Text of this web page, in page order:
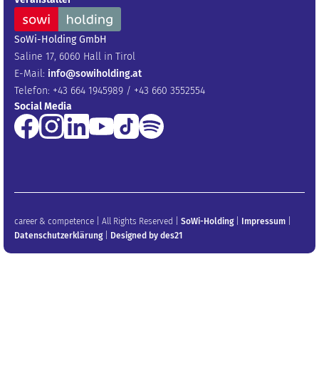
SoWi-Holding GmbH
Saline 17, 6060 Hall in Tirol
E-Mail: info@sowiholding.at
Telefon: +43 664 1945989 / +43 660 3552554
Social Media
career & competence | All Rights Reserved | SoWi-Holding| Impressum
Datenschutzerklärung| Designed by des21